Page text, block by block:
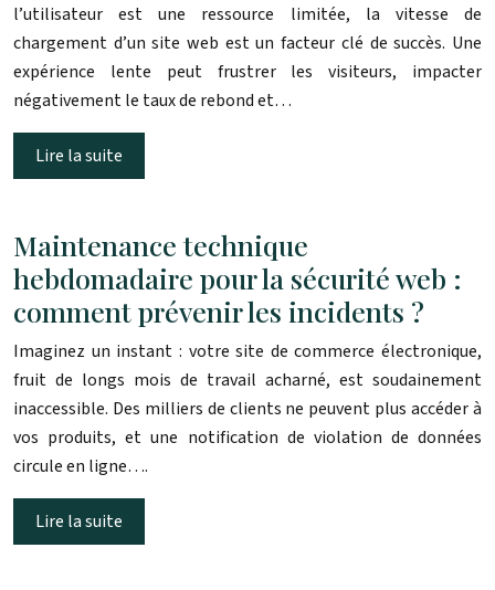
l’utilisateur est une ressource limitée, la vitesse de
chargement d’un site web est un facteur clé de succès. Une
expérience lente peut frustrer les visiteurs, impacter
négativement le taux de rebond et…
Lire la suite
Maintenance technique
hebdomadaire pour la sécurité web :
comment prévenir les incidents ?
Imaginez un instant : votre site de commerce électronique,
fruit de longs mois de travail acharné, est soudainement
inaccessible. Des milliers de clients ne peuvent plus accéder à
vos produits, et une notification de violation de données
circule en ligne….
Lire la suite